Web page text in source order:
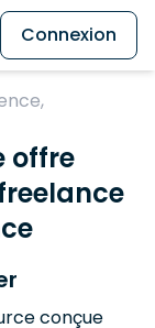
Connexion
offre
conçue